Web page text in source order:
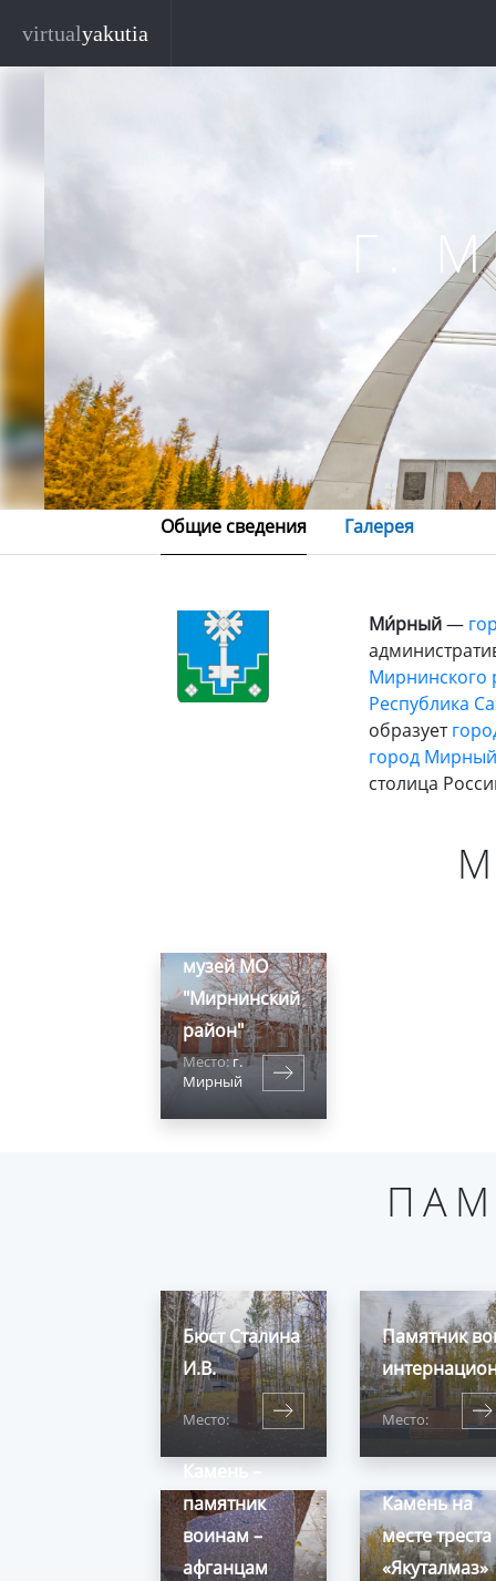
virtualyakutia
Г.
Общие сведения Галерея
Ми́рный—
Мирнинского
Республика
образует
город Мирный
столица
музей МО
"Мирнинский
район"
Место:г.
Мирный
Бюст Сталина
И.В.
Место:
Памятник
Место:
Камень –
памятник
воинам –
афганцам
Камень на
месте треста
«Якуталмаз»